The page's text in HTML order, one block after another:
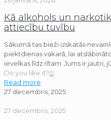
Kā alkohols un
attiecību tuvību
Sākumā tas bieži izskatās
piektdienas vakarā, lai
ievelkas līdz rītam. Jums ir jautri,
Do you like it?0
Read more
27 decembris, 2025
27 decembris, 2025